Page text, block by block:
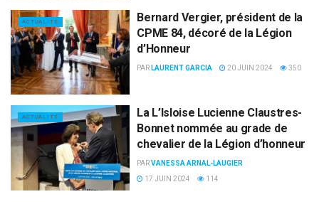
ACTUALITÉ
Bernard Vergier, président de la
CPME 84, décoré de la Légion
d’Honneur
PAR LAURENT GARCIA 20 JUIN 2024 350
ACTUALITÉ
La L’Isloise Lucienne Claustres-
Bonnet nommée au grade de
chevalier de la Légion d’honneur
PARVANESSA ARNAL-LAUGIER
17 JUIN 2024
114